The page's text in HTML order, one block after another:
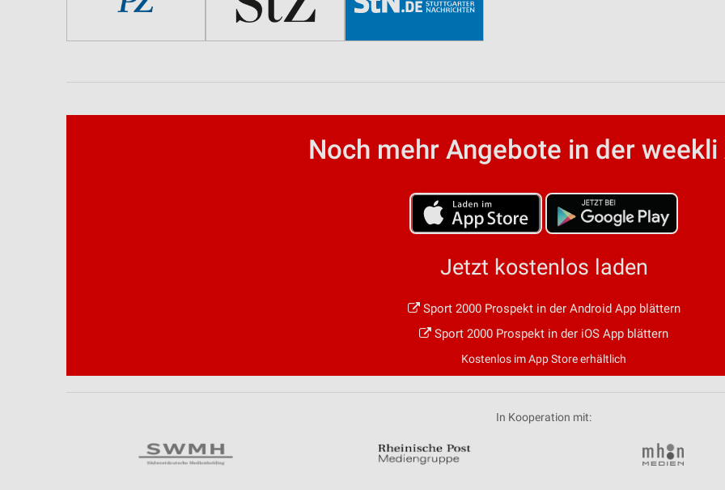
Noch mehr Angebote in der weekli
Jetzt kostenlos laden
Sport 2000 Prospekt in der Android App blättern
Sport 2000 Prospekt in der iOS App blättern
Kostenlos im App Store erhältlich
In Kooperation mit: